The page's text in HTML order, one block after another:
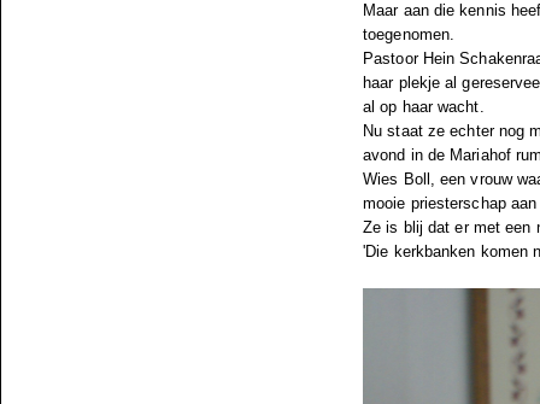
Maar aan die kennis
toegenomen.
Pastoor Hein
haar plekje al
al op haar wacht.
Nu staat ze echter nog
avond in de Mariahof
Wies Boll, een vrouw
mooie priesterschap
Ze is blij dat er met een
'Die kerkbanken komen